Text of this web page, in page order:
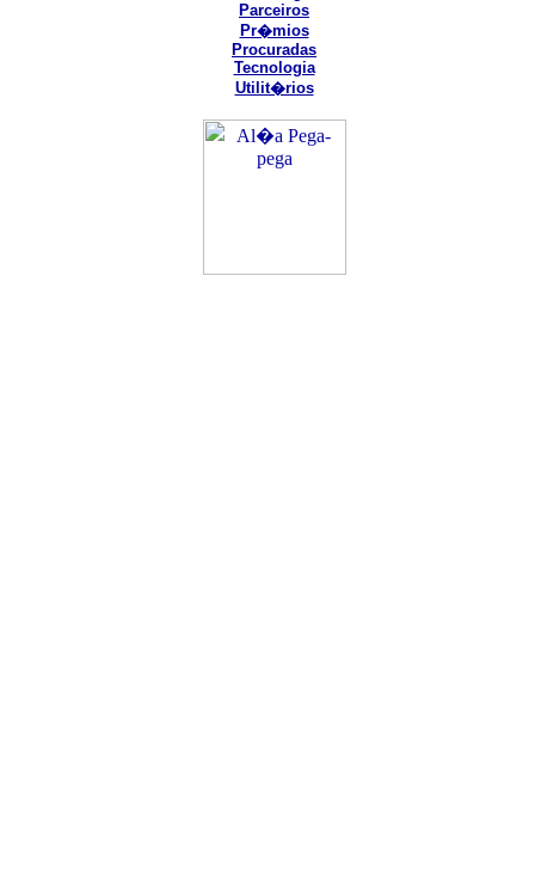
Parceiros
Pr�mios
Procuradas
Tecnologia
Utilit�rios